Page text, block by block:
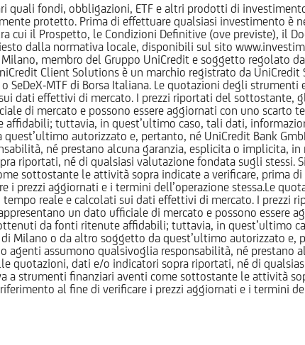
quali fondi, obbligazioni, ETF e altri prodotti di
protetto. Prima di effettuare qualsiasi investimento è
cui il Prospetto, le Condizioni Definitive (ove previste), il
dalla normativa locale, disponibili sul sito
membro del Gruppo UniCredit e soggetto regolato
Client Solutions è un marchio registrato da
SeDeX-MTF di Borsa Italiana. Le quotazioni degli
dati effettivi di mercato. I prezzi riportati del
di mercato e possono essere aggiornati con uno
tuttavia, in quest’ultimo caso, tali dati,
autorizzato e, pertanto, né UniCredit Bank
né prestano alcuna garanzia, esplicita o implicita, in
riportati, né di qualsiasi valutazione fondata sugli stessi.
sottostante le attività sopra indicate a verificare, prima
prezzi aggiornati e i termini dell’operazione stessa.Le
reale e calcolati sui dati effettivi di mercato. I
un dato ufficiale di mercato e possono essere
da fonti ritenute affidabili; tuttavia, in quest’ultimo
Milano o da altro soggetto da quest’ultimo autorizzato e,
agenti assumono qualsivoglia responsabilità, né prestano
quotazioni, dati e/o indicatori sopra riportati, né di
a strumenti finanziari aventi come sottostante le attività
al fine di verificare i prezzi aggiornati e i termini